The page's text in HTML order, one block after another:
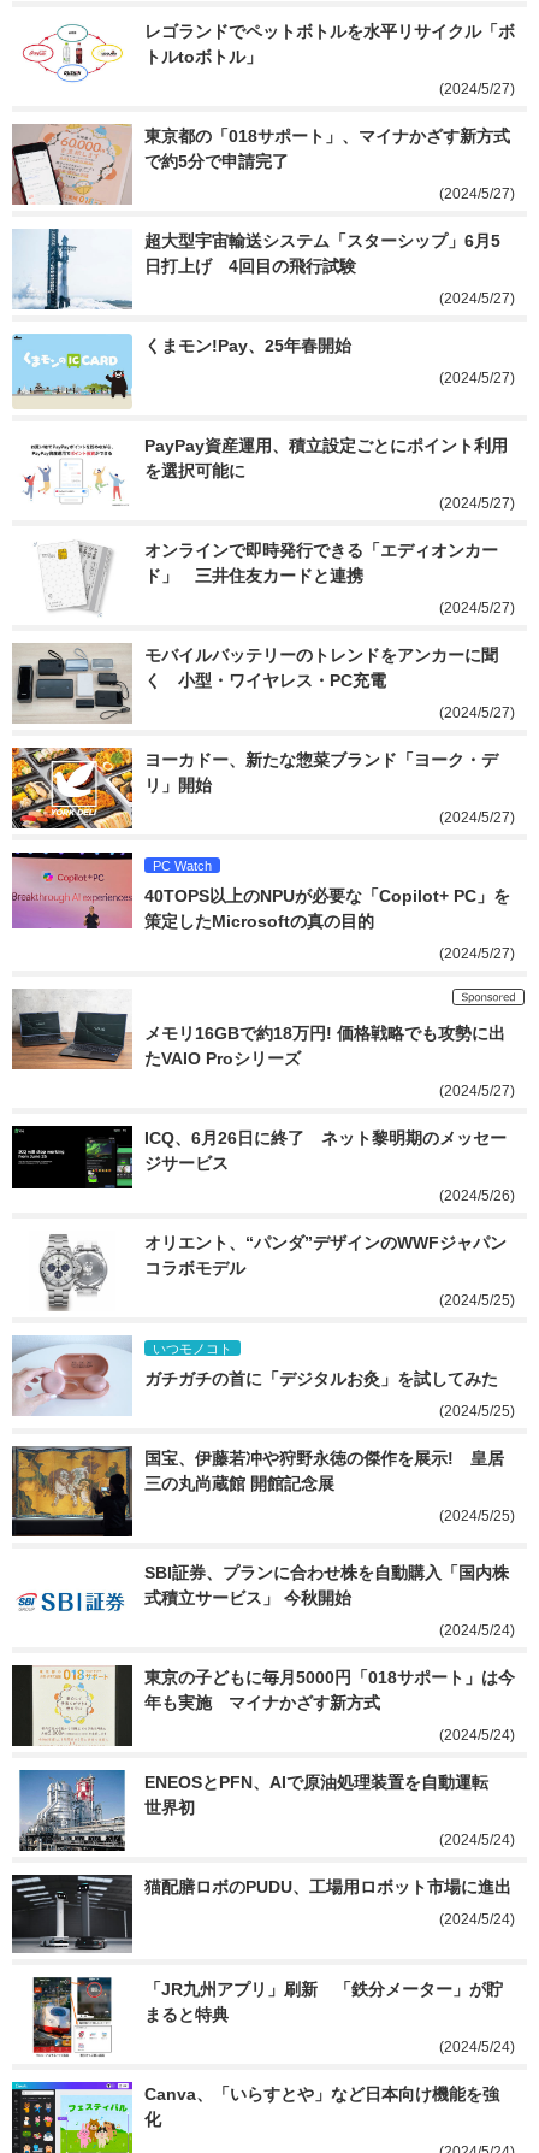
レゴランドでペットボトルを水平リサイクル「ボ
トルtoボトル」
(2024/5/27)
東京都の「018サポート」、マイナかざす新方式
で約5分で申請完了
(2024/5/27)
超大型宇宙輸送システム「スターシップ」6月5
日打上げ　4回目の飛行試験
(2024/5/27)
くまモン!Pay、25年春開始
(2024/5/27)
PayPay資産運用、積立設定ごとにポイント利用
を選択可能に
(2024/5/27)
オンラインで即時発行できる「エディオンカー
ド」　三井住友カードと連携
(2024/5/27)
モバイルバッテリーのトレンドをアンカーに聞
く　小型・ワイヤレス・PC充電
(2024/5/27)
ヨーカドー、新たな惣菜ブランド「ヨーク・デ
リ」開始
(2024/5/27)
PC Watch
40TOPS以上のNPUが必要な「Copilot+ PC」を
策定したMicrosoftの真の目的
(2024/5/27)
メモリ16GBで約18万円! 価格戦略でも攻勢に出
たVAIO Proシリーズ
(2024/5/27)
ICQ、6月26日に終了　ネット黎明期のメッセー
ジサービス
(2024/5/26)
オリエント、“パンダ”デザインのWWFジャパン
コラボモデル
(2024/5/25)
いつモノコト
ガチガチの首に「デジタルお灸」を試してみた
(2024/5/25)
国宝、伊藤若冲や狩野永徳の傑作を展示!　皇居
三の丸尚蔵館 開館記念展
(2024/5/25)
SBI証券、プランに合わせ株を自動購入「国内株
式積立サービス」 今秋開始
(2024/5/24)
東京の子どもに毎月5000円「018サポート」は今
年も実施　マイナかざす新方式
(2024/5/24)
ENEOSとPFN、AIで原油処理装置を自動運転
世界初
(2024/5/24)
猫配膳ロボのPUDU、工場用ロボット市場に進出
(2024/5/24)
「JR九州アプリ」刷新　「鉄分メーター」が貯
まると特典
(2024/5/24)
Canva、「いらすとや」など日本向け機能を強
化